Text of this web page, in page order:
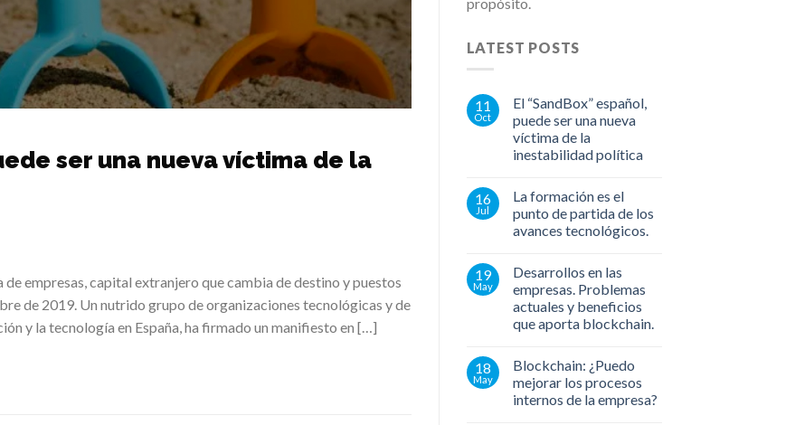
ser una nueva víctima de la
de empresas, capital extranjero que cambia de destino y puestos
de 2019. Un nutrido grupo de organizaciones tecnológicas y de
y la tecnología en España, ha firmado un manifiesto en […]
LATEST POSTS
11
Oct
El “SandBox” español,
puede ser una nueva
víctima de la
inestabilidad política
16
Jul
La formación es el
punto de partida de los
avances tecnológicos.
19
May
Desarrollos en las
empresas. Problemas
actuales y beneficios
que aporta blockchain.
18
May
Blockchain: ¿Puedo
mejorar los procesos
internos de la empresa?